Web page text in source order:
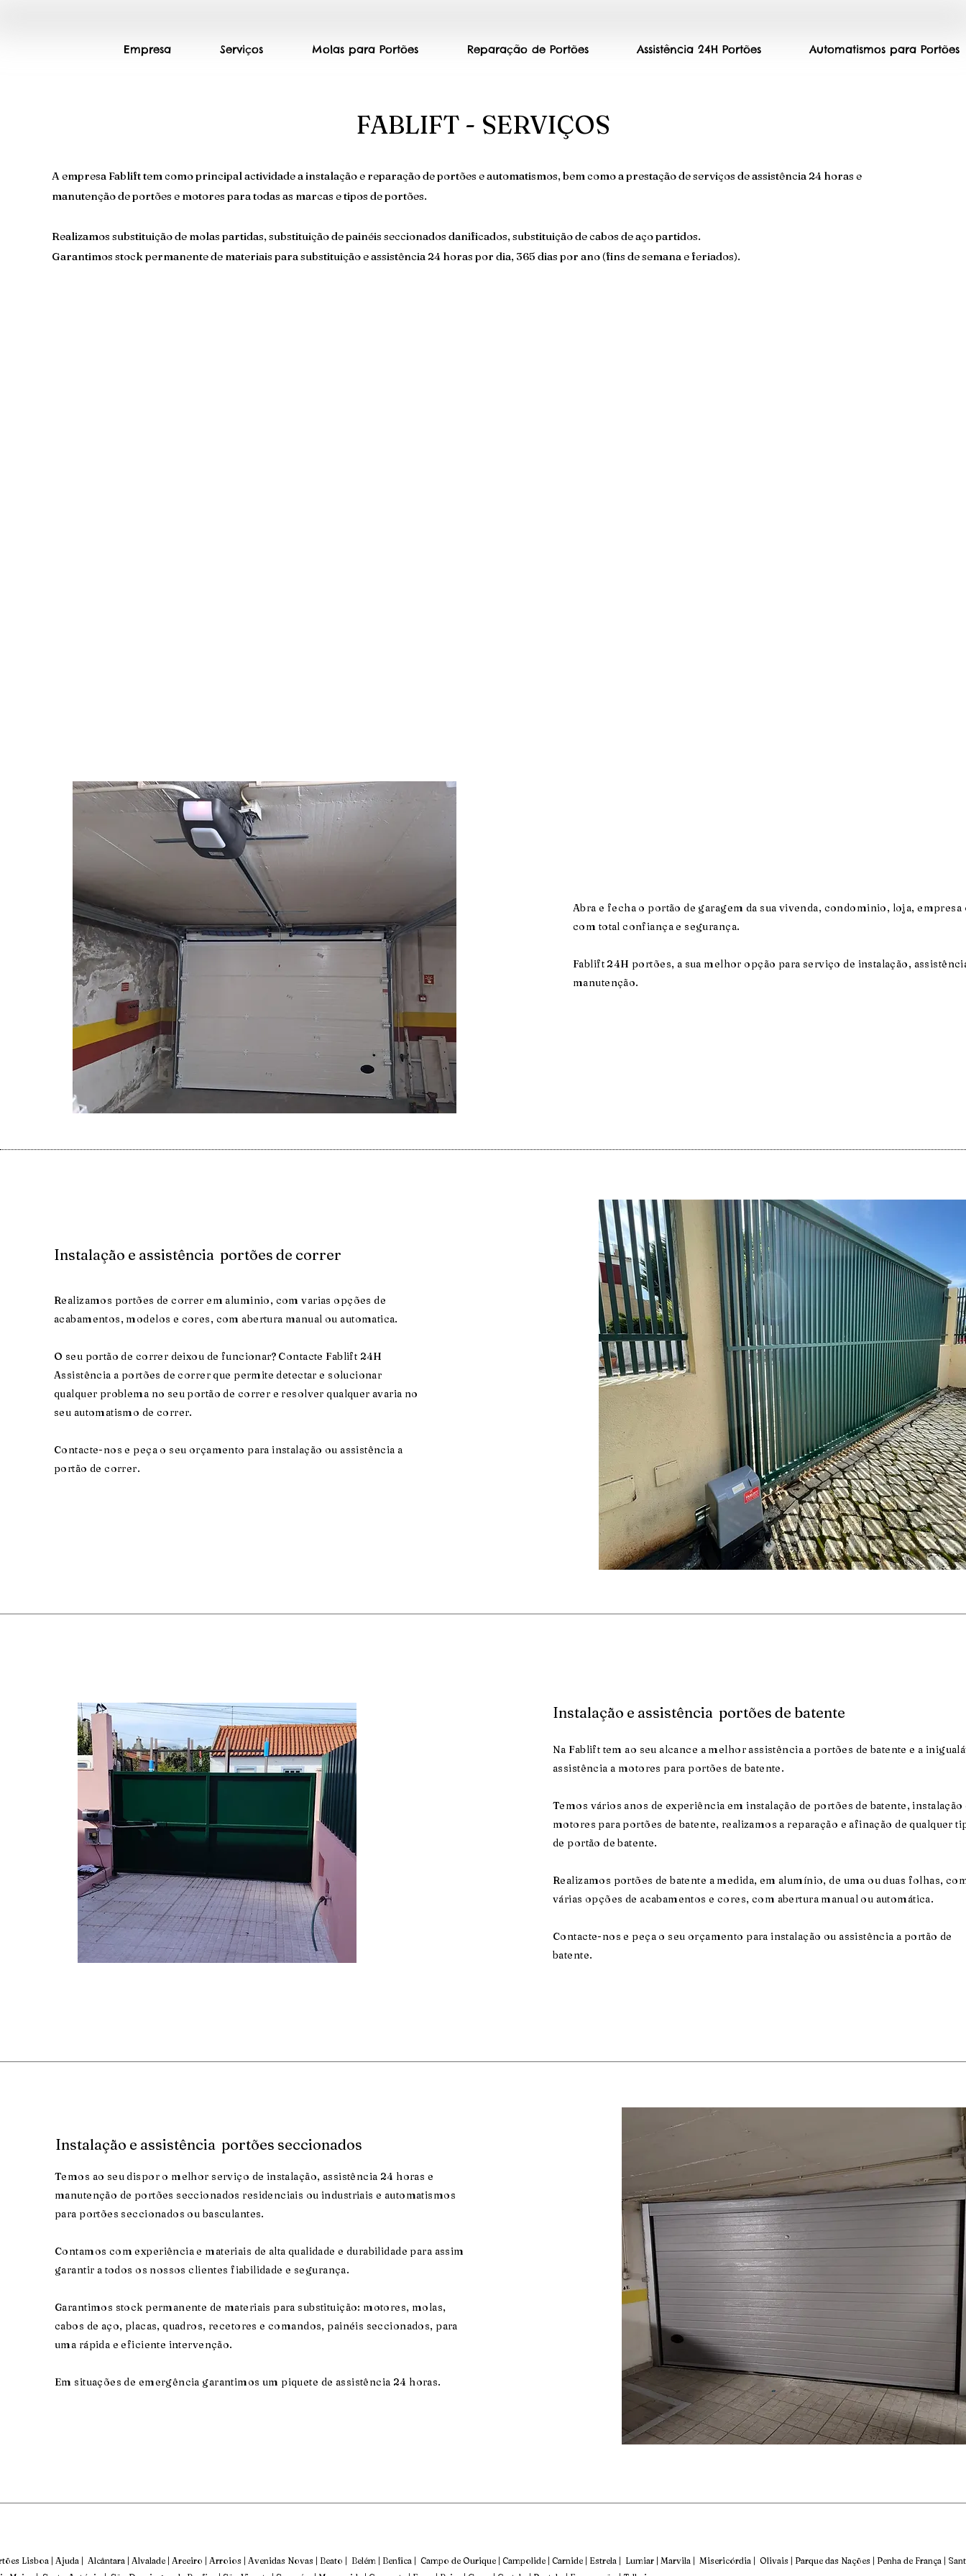
Empresa Serviços Molas para Portões Reparação de Portões Assistência 24H Portões Automatismos para Portões
FABLIFT - SERVIÇOS
​A empresa Fablift tem como principal actividade a instalação e reparação de portões e automatismos, bem como a prestação de serviços de assistência 24 horas e
manutenção de portões e motores para todas as marcas e tipos de portões.
Realizamos substituição de molas partidas, substituição de painéis seccionados danificados, substituição de cabos de aço partidos.
Garantimos stock permanente de materiais para substituição e assistência 24 horas por dia, 365 dias por ano (fins de semana e feriados).
Abra e fecha o portão de garagem da sua vivenda, condominio, loja, empresa
com total confiança e segurança.
Fablift 24H portões, a sua melhor opção para serviço de instalação,
manutenção.
Instalação e assistência portões de correr
Realizamos portões de correr em aluminio, com varias opções de
acabamentos, modelos e cores, com abertura manual ou automatica.
O seu portão de correr deixou de funcionar? Contacte Fablift 24H
Assistência a portões de correr que permite detectar e solucionar
qualquer problema no seu portão de correr e resolver qualquer avaria no
seu automatismo de correr.​
Contacte-nos e peça o seu orçamento para instalação ou assistência a
portão de correr.
Instalação e assistência portões de batente
Na Fablift tem ao seu alcance a melhor assistência a portões de batente e a
assistência a motores para portões de batente.
Temos vários anos de experiência em instalação de portões de batente, instalação
motores para portões de batente, realizamos a reparação e afinação de qualquer
de portão de batente.
Realizamos portões de batente a medida, em alumínio, de uma ou duas folhas,
várias opções de acabamentos e cores, com abertura manual ou automática.
Contacte-nos e peça o seu orçamento para instalação ou assistência a portão de
batente.
Instalação e assistência portões seccionados
Temos ao seu dispor o melhor serviço de instalação, assistência 24 horas e
manutenção de portões seccionados residenciais ou industriais e automatismos
para portões seccionados ou basculantes.
Contamos com experiência e materiais de alta qualidade e durabilidade para assim
garantir a todos os nossos clientes fiabilidade e segurança.
Garantimos stock permanente de materiais para substituição: motores, molas,
cabos de aço, placas, quadros, recetores e comandos, painéis seccionados, para
uma rápida e eficiente intervenção.
Em situações de emergência garantimos um piquete de assistência 24 horas.
Lisboa | Ajuda | Alcântara | Alvalade | Areeiro | Arroios | Avenidas Novas | Beato | Belém | Benfica | Campo de Ourique | Campolide | Carnide | Estrela | Lumiar | Marvila | Misericórdia | Olivais | Parque das Nações | Penha de França |